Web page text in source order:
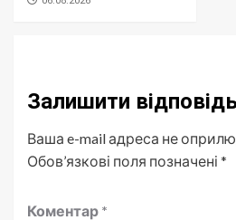
Залишити
Ваша e-mail адреса не
Обов’язкові поля позначені *
Коментар *